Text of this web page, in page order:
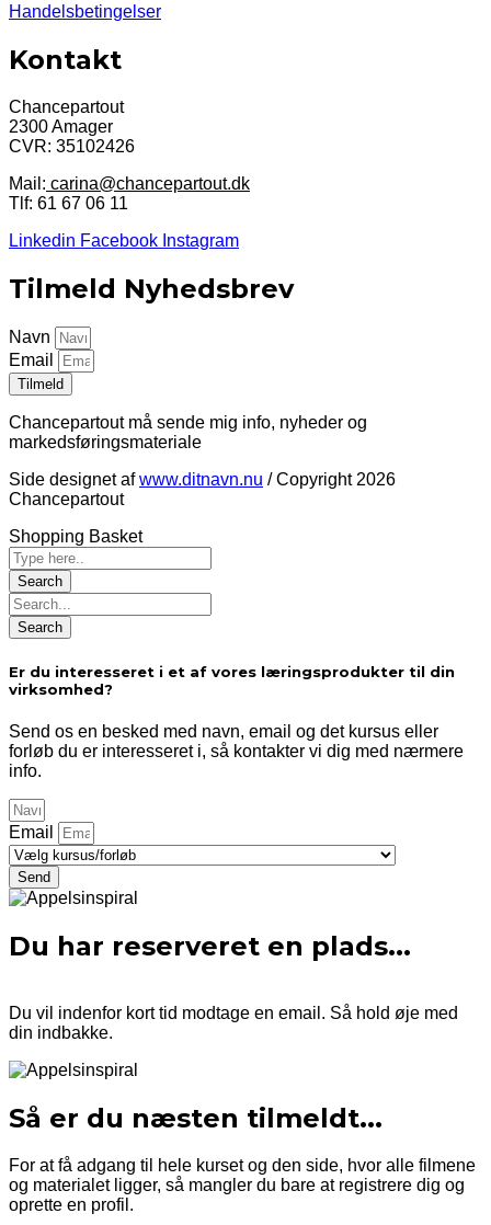
Handelsbetingelser
Kontakt
Chancepartout
2300 Amager
CVR: 35102426
Mail: carina@chancepartout.dk
Tlf: 61 67 06 11
Linkedin Facebook Instagram
Tilmeld Nyhedsbrev
Navn
Email
Tilmeld
Chancepartout må sende mig info, nyheder og
markedsføringsmateriale
Side designet afwww.ditnavn.nu / Copyright 2026
Chancepartout
Shopping Basket
Er du interesseret i et af vores læringsprodukter til din
virksomhed?
Send os en besked med navn, email og det kursus eller
forløb du er interesseret i, så kontakter vi dig med nærmere
info.
Email
Send
Du har reserveret en plads...
Du vil indenfor kort tid modtage en email. Så hold øje med
din indbakke.
Så er du næsten tilmeldt...
For at få adgang til hele kurset og den side, hvor alle filmene
og materialet ligger, så mangler du bare at registrere dig og
oprette en profil.